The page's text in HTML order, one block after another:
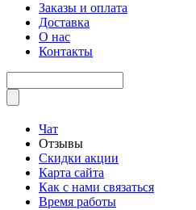
Заказы и оплата
Доставка
О нас
Контакты
Чат
Отзывы
Скидки акции
Карта сайта
Как с нами связаться
Время работы